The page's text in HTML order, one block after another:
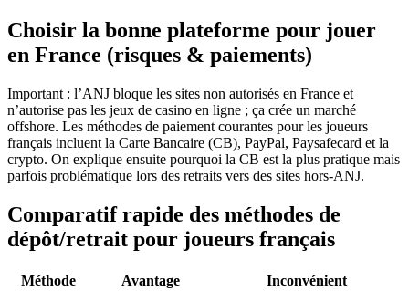
Choisir la bonne plateforme pour jouer
en France (risques & paiements)
Important : l’ANJ bloque les sites non autorisés en France et
n’autorise pas les jeux de casino en ligne ; ça crée un marché
offshore. Les méthodes de paiement courantes pour les joueurs
français incluent la Carte Bancaire (CB), PayPal, Paysafecard et la
crypto. On explique ensuite pourquoi la CB est la plus pratique mais
parfois problématique lors des retraits vers des sites hors‑ANJ.
Comparatif rapide des méthodes de
dépôt/retrait pour joueurs français
Méthode Avantage
Inconvénient